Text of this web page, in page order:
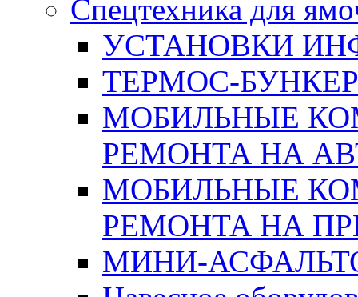
Спецтехника для
УСТАНОВКИ
ТЕРМОС-
МОБИЛЬНЫЕ
РЕМОНТА НА
МОБИЛЬНЫЕ
РЕМОНТА НА
МИНИ-